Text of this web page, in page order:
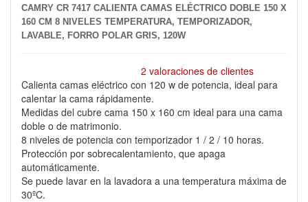
CAMRY CR 7417 CALIENTA CAMAS ELÉCTRICO DOBLE 150 X
160 CM 8 NIVELES TEMPERATURA, TEMPORIZADOR,
LAVABLE, FORRO POLAR GRIS, 120W
2 valoraciones de clientes
Calienta camas eléctrico con 120 w de potencia, ideal para
calentar la cama rápidamente.
Medidas del cubre cama 150 x 160 cm ideal para una cama
doble o de matrimonio.
8 niveles de potencia con temporizador 1 / 2 / 10 horas.
Protección por sobrecalentamiento, que apaga
automáticamente.
Se puede lavar en la lavadora a una temperatura máxima de
30ºC.